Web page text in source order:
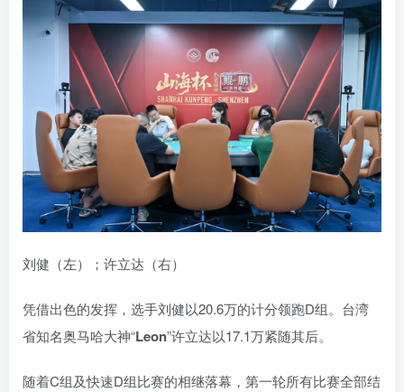
刘健（左）；许立达（右）
凭借出色的发挥，选手刘健以20.6万的计分领跑D组。台湾
省知名奥马哈大神“Leon”许立达以17.1万紧随其后。
随着C组及快速D组比赛的相继落幕，第一轮所有比赛全部结